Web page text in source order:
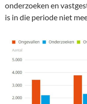
onderzoeken en
is in die periode niet